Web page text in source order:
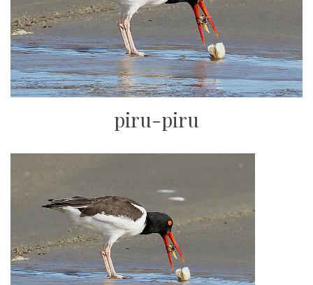
piru-piru